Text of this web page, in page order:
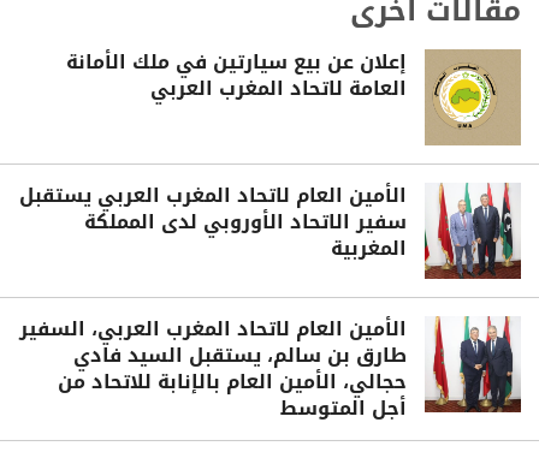
إعلان عن بيع سيارتين في ملك الأمانة
العامة لاتحاد المغرب العربي
الأمين العام لاتحاد المغرب العربي يستقبل
سفير الاتحاد الأوروبي لدى المملكة
المغربية
الأمين العام لاتحاد المغرب العربي، السفير
طارق بن سالم، يستقبل السيد فادي
حجالي، الأمين العام بالإنابة للاتحاد من
أجل المتوسط